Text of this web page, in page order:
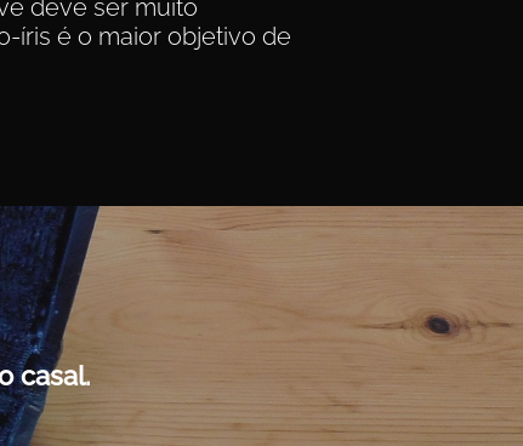
deve ser muito
íris é o maior objetivo de
casal.